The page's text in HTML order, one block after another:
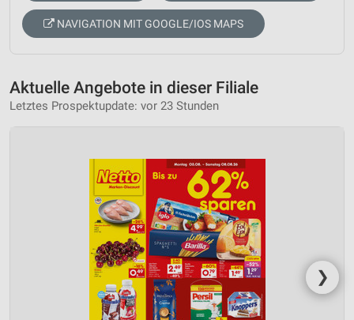
NAVIGATION MIT GOOGLE/IOS MAPS
Aktuelle Angebote in dieser Filiale
Letztes Prospektupdate: vor 23 Stunden
❯